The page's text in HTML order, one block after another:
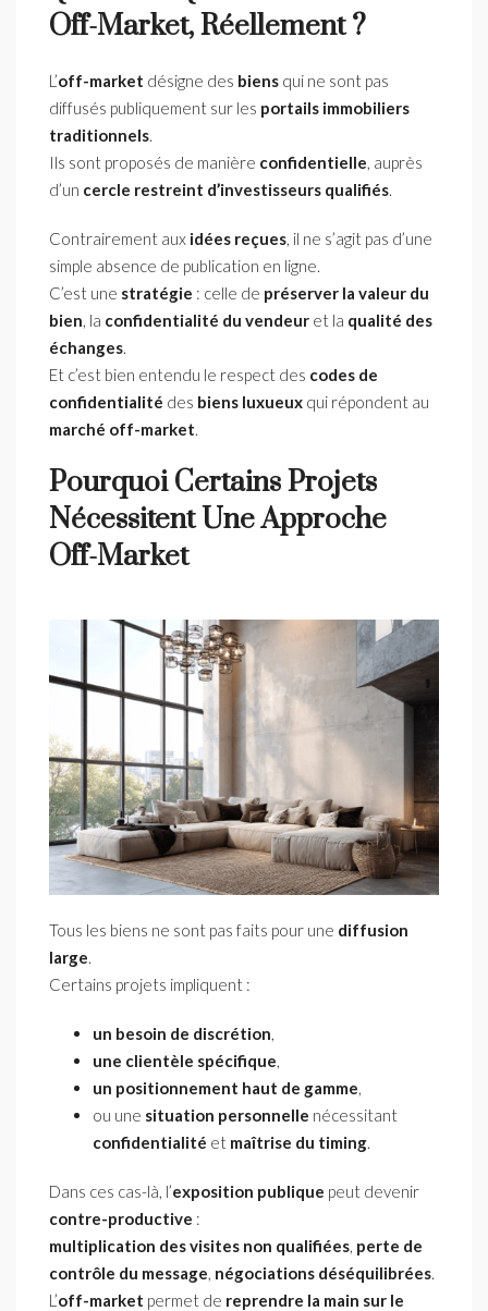
Off-Market, Réellement ?
L’off-market désigne des biens qui ne sont pas
diffusés publiquement sur les portails immobiliers
traditionnels.
Ils sont proposés de manière confidentielle, auprès
d’un cercle restreint d’investisseurs qualifiés.
Contrairement aux idées reçues, il ne s’agit pas d’une
simple absence de publication en ligne.
C’est une stratégie : celle de préserver la valeur du
bien, la confidentialité du vendeur et la qualité des
échanges.
Et c’est bien entendu le respect des codes de
confidentialité des biens luxueux qui répondent au
marché off-market.
Pourquoi Certains Projets
Nécessitent Une Approche
Off-Market
Tous les biens ne sont pas faits pour une diffusion
large
Certains projets impliquent :
un besoin de discrétion
une clientèle spécifique
un positionnement haut de gamme
ou une situation personnelle nécessitant
confidentialité et maîtrise du timing
Dans ces cas-là, l’exposition publique peut devenir
contre-productive :
multiplication des visites non qualifiées perte de
contrôle du message négociations déséquilibrées
L’off-market permet de reprendre la main sur le